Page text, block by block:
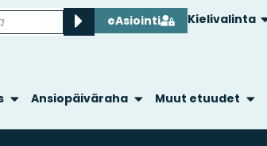
eAsiointi Kielivalinta
Ansiopäiväraha Muut etuudet